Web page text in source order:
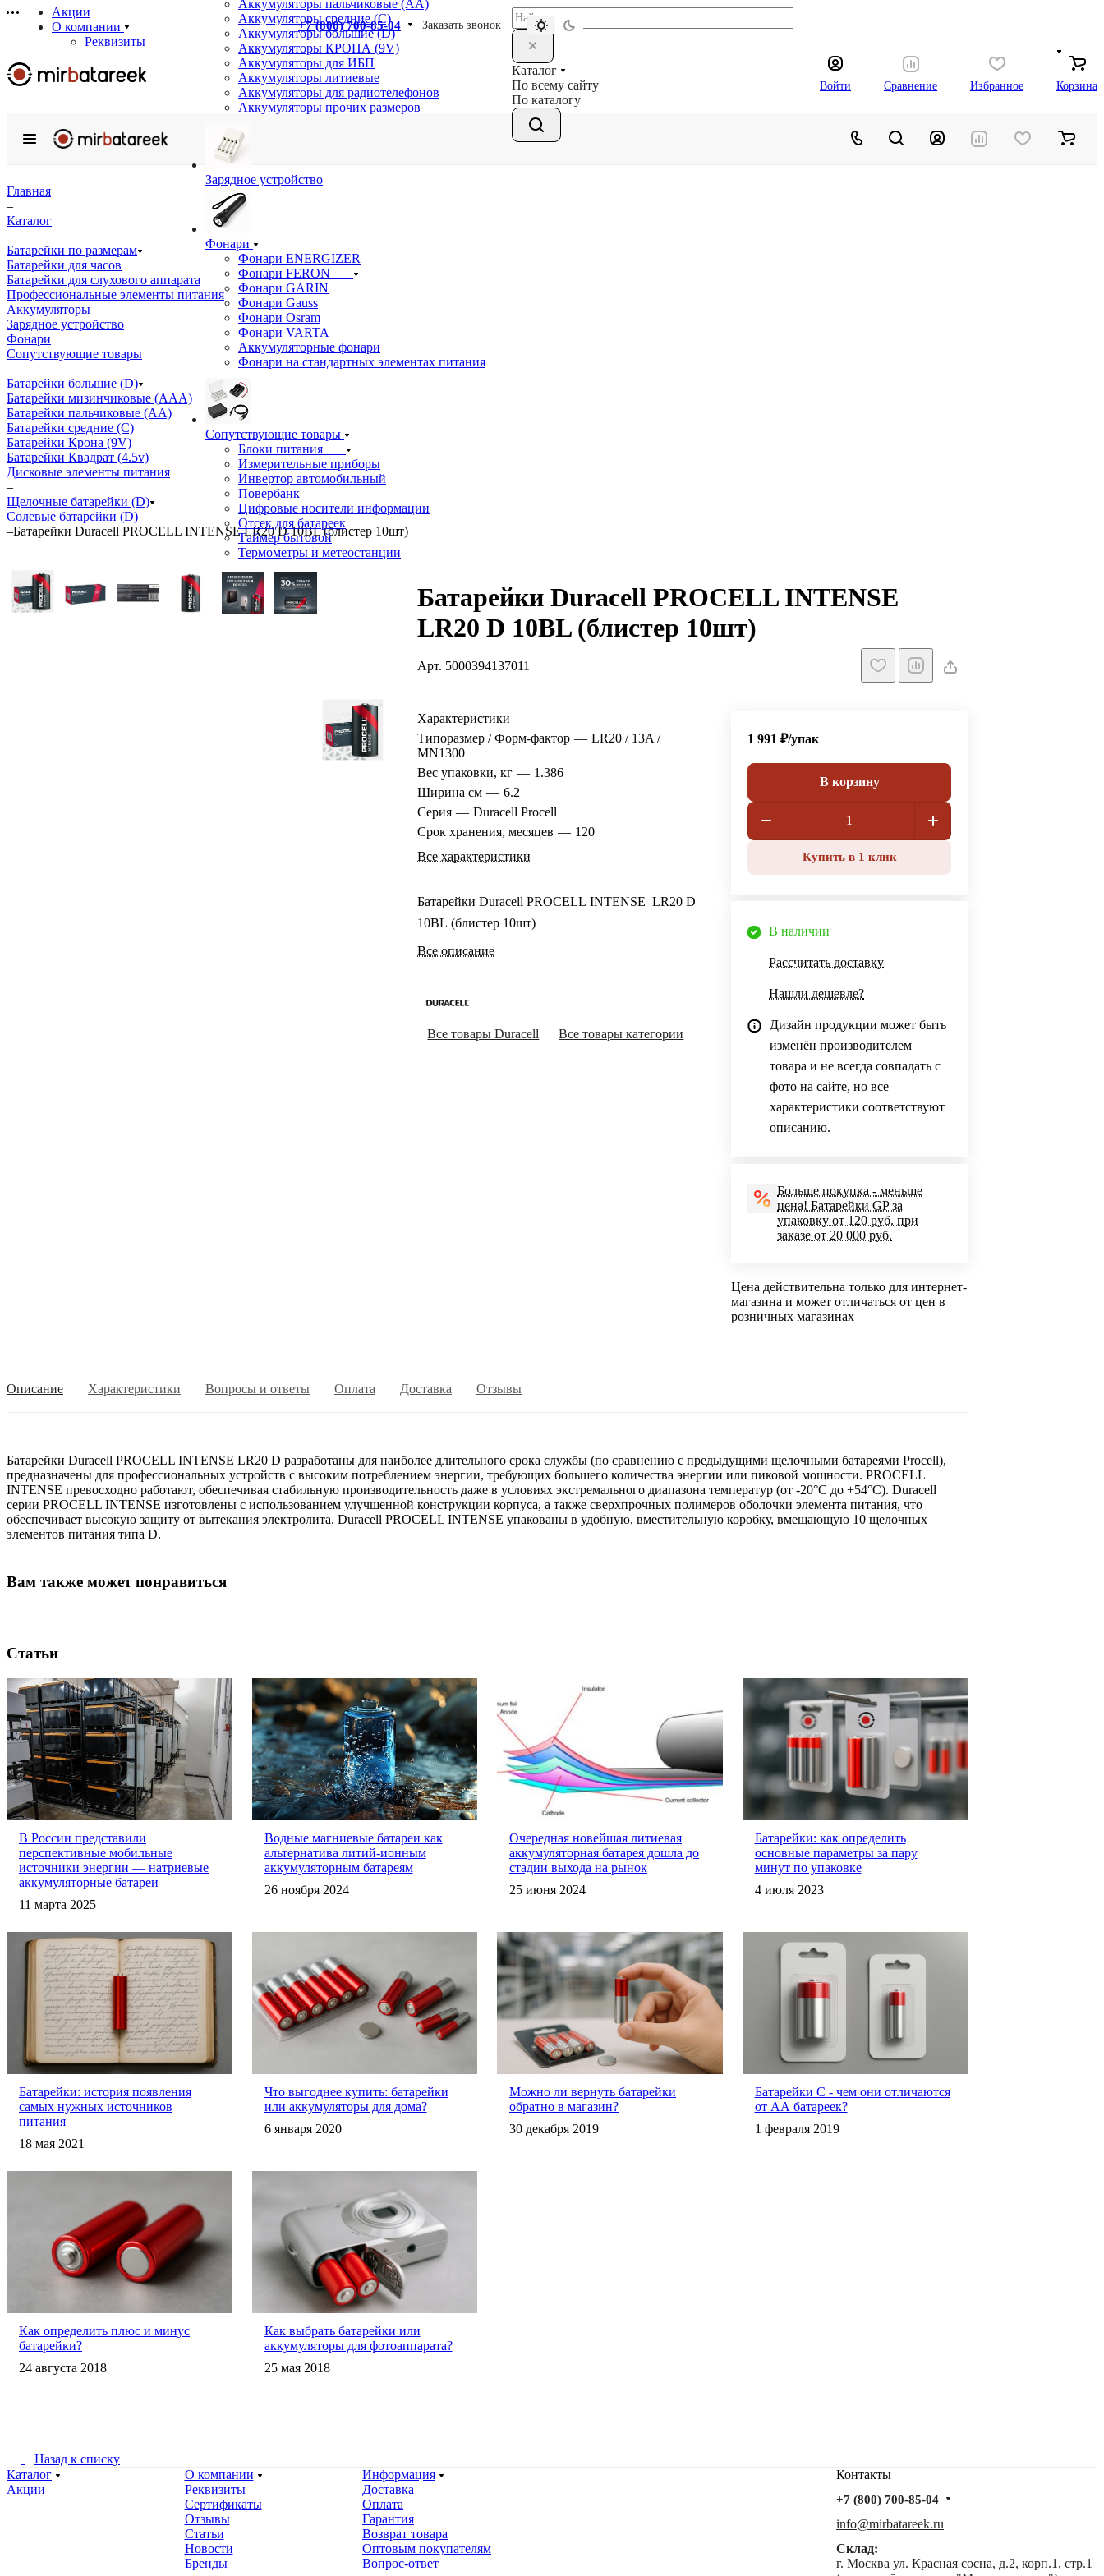
Акции
О компании
Реквизиты
Отзывы
Статьи
Услуги
Аккумуляторные сборки на заказ
Возврат товара
Оптовым покупателям
Вопрос-ответ
Контакты
+7 (800) 700-85-04 Заказать звонок
Аккумуляторы пальчиковые (АА)
Аккумуляторы средние (С)
Аккумуляторы большие (D)
Аккумуляторы КРОНА (9V)
Аккумуляторы для ИБП
Аккумуляторы литиевые
Аккумуляторы для радиотелефонов
Аккумуляторы прочих размеров
Зарядное устройство
Фонари
Фонари ENERGIZER
Фонари FERON
Фонари GARIN
Фонари Gauss
Фонари Osram
Фонари VARTA
Аккумуляторные фонари
Фонари на стандартных элементах питания
Сопутствующие товары
Блоки питания
Измерительные приборы
Инвертор автомобильный
Повербанк
Цифровые носители информации
Отсек для батареек
Таймер бытовой
Термометры и метеостанции
Каталог
По всему сайту
По каталогу
Войти Сравнение Избранное Корзина
Главная
–
Каталог
–
Батарейки по размерам
Батарейки для часов
Батарейки для слухового аппарата
Профессиональные элементы питания
Аккумуляторы
Зарядное устройство
Фонари
Сопутствующие товары
–
Батарейки большие (D)
Батарейки мизинчиковые (ААА)
Батарейки пальчиковые (АА)
Батарейки средние (С)
Батарейки Крона (9V)
Батарейки Квадрат (4.5v)
Дисковые элементы питания
–
Щелочные батарейки (D)
Солевые батарейки (D)
–Батарейки Duracell PROCELL INTENSE LR20 D 10BL (блистер 10шт)
Батарейки Duracell PROCELL INTENSE
LR20 D 10BL (блистер 10шт)
Арт. 5000394137011
Характеристики
Типоразмер / Форм-фактор — LR20 / 13A /
MN1300
Вес упаковки, кг — 1.386
Ширина см — 6.2
Серия — Duracell Procell
Срок хранения, месяцев — 120
Все характеристики
Батарейки Duracell PROCELL INTENSE LR20 D
10BL (блистер 10шт)
Все описание
Все товары Duracell Все товары категории
1 991 ₽/упак
В корзину
Купить в 1 клик
В наличии
Рассчитать доставку
Нашли дешевле?
Дизайн продукции может быть
изменён производителем
товара и не всегда совпадать с
фото на сайте, но все
характеристики соответствуют
описанию.
Больше покупка - меньше
цена! Батарейки GP за
упаковку от 120 руб. при
заказе от 20 000 руб.
Цена действительна только для интернет-
магазина и может отличаться от цен в
розничных магазинах
Описание Характеристики Вопросы и ответы Оплата Доставка Отзывы
Батарейки Duracell PROCELL INTENSE LR20 D разработаны для наиболее длительного срока службы (по сравнению с предыдущими щелочными батареями Procell),
предназначены для профессиональных устройств с высоким потреблением энергии, требующих большего количества энергии или пиковой мощности. PROCELL
INTENSE превосходно работают, обеспечивая стабильную производительность даже в условиях экстремального диапазона температур (от -20°С до +54°С). Duracell
серии PROCELL INTENSE изготовлены с использованием улучшенной конструкции корпуса, а также сверхпрочных полимеров оболочки элемента питания, что
обеспечивает высокую защиту от вытекания электролита. Duracell PROCELL INTENSE упакованы в удобную, вместительную коробку, вмещающую 10 щелочных
элементов питания типа D.
Вам также может понравиться
Статьи
В России представили
перспективные мобильные
источники энергии — натриевые
аккумуляторные батареи
11 марта 2025
Водные магниевые батареи как
альтернатива литий-ионным
аккумуляторным батареям
26 ноября 2024
Очередная новейшая литиевая
аккумуляторная батарея дошла до
стадии выхода на рынок
25 июня 2024
Батарейки: как определить
основные параметры за пару
минут по упаковке
4 июля 2023
Батарейки: история появления
самых нужных источников
питания
18 мая 2021
Что выгоднее купить: батарейки
или аккумуляторы для дома?
6 января 2020
Можно ли вернуть батарейки
обратно в магазин?
30 декабря 2019
Батарейки C - чем они отличаются
от АА батареек?
1 февраля 2019
Как определить плюс и минус
батарейки?
24 августа 2018
Как выбрать батарейки или
аккумуляторы для фотоаппарата?
25 мая 2018
Назад к списку
Каталог
Акции
О компании
Реквизиты
Сертификаты
Отзывы
Статьи
Новости
Бренды
Информация
Доставка
Оплата
Гарантия
Возврат товара
Оптовым покупателям
Вопрос-ответ
Контакты
+7 (800) 700-85-04
info@mirbatareek.ru
Склад:
г. Москва ул. Красная сосна, д.2, корп.1, стр.1